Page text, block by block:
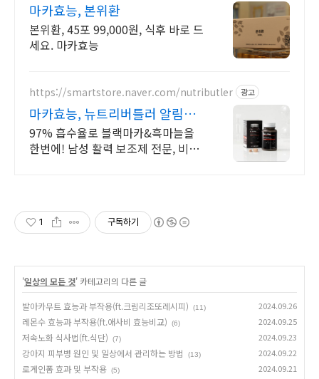
마카효능, 본위환
본위환, 45포 99,000원, 식후 바로 드
세요. 마카효능
https://smartstore.naver.com/nutributler 광고
마카효능, 뉴트리버틀러 알림받
기 동의시 천원 쿠폰!
97% 흡수율로 블랙마카&흑마늘을
한번에! 남성 활력 보조제 전문, 비어
1 구독하기
'일상의 모든 것' 카테고리의 다른 글
발아카무트 효능과 부작용(ft.크림리조또레시피) (11) 2024.09.26
레몬수 효능과 부작용(ft.애사비 효능비교) (6) 2024.09.25
저속노화 식사법(ft.식단) (7) 2024.09.23
강아지 피부병 원인 및 일상에서 관리하는 방법 (13) 2024.09.22
로게인폼 효과 및 부작용 (5) 2024.09.21